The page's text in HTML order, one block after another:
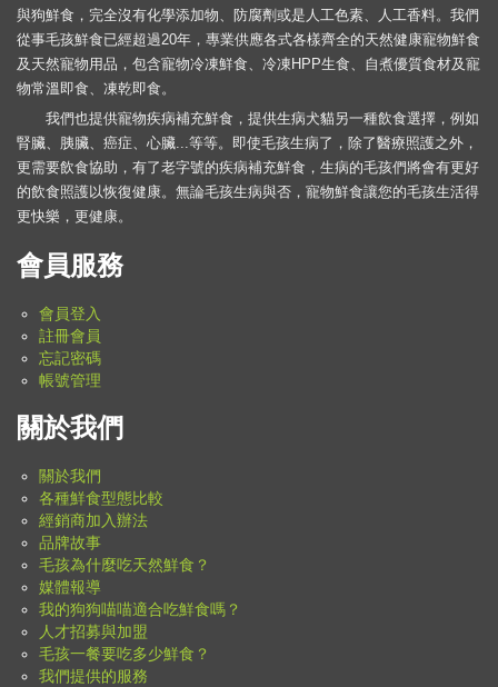
與狗鮮食，完全沒有化學添加物、防腐劑或是人工色素、人工香料。我們
從事毛孩鮮食已經超過20年，專業供應各式各樣齊全的天然健康寵物鮮食
及天然寵物用品，包含寵物冷凍鮮食、冷凍HPP生食、自煮優質食材及寵
物常溫即食、凍乾即食。
我們也提供寵物疾病補充鮮食，提供生病犬貓另一種飲食選擇，例如
腎臟、胰臟、癌症、心臟...等等。即使毛孩生病了，除了醫療照護之外，
更需要飲食協助，有了老字號的疾病補充鮮食，生病的毛孩們將會有更好
的飲食照護以恢復健康。無論毛孩生病與否，寵物鮮食讓您的毛孩生活得
更快樂，更健康。
會員服務
會員登入
註冊會員
忘記密碼
帳號管理
關於我們
關於我們
各種鮮食型態比較
經銷商加入辦法
品牌故事
毛孩為什麼吃天然鮮食？
媒體報導
我的狗狗喵喵適合吃鮮食嗎？
人才招募與加盟
毛孩一餐要吃多少鮮食？
我們提供的服務